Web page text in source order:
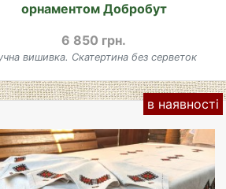
орнаментом Добробут
6 850 грн.
вишивка. Скатертина без серветок
в наявності